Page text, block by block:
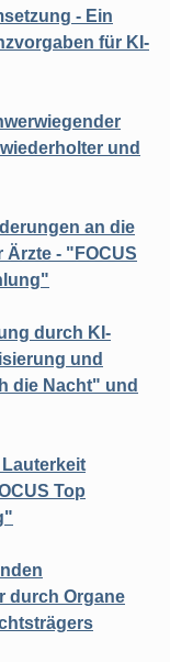
- Ein
für KI-
und
an die
- "FOCUS
durch KI-
und
die Nacht" und
Top
durch Organe